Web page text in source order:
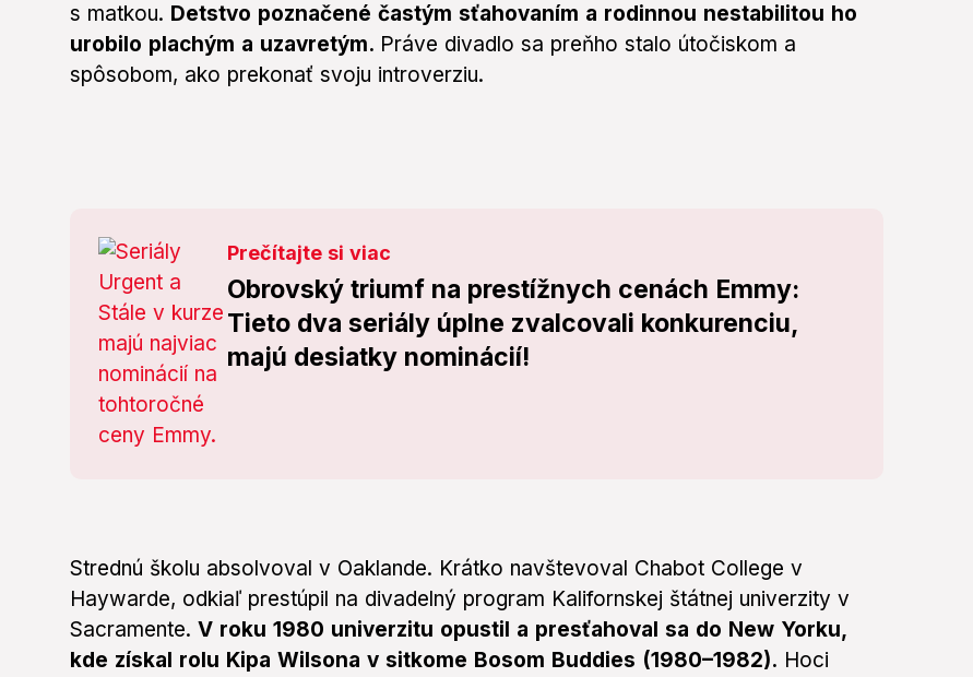
s matkou. Detstvo poznačené častým sťahovaním a rodinnou nestabilitou ho
urobilo plachým a uzavretým. Práve divadlo sa preňho stalo útočiskom a
spôsobom, ako prekonať svoju introverziu.
Prečítajte si viac
Obrovský triumf na prestížnych cenách Emmy:
Tieto dva seriály úplne zvalcovali konkurenciu,
majú desiatky nominácií!
Strednú školu absolvoval v Oaklande. Krátko navštevoval Chabot College v
Haywarde, odkiaľ prestúpil na divadelný program Kalifornskej štátnej univerzity v
Sacramente. V roku 1980 univerzitu opustil a presťahoval sa do New Yorku,
kde získal rolu Kipa Wilsona v sitkome Bosom Buddies (1980–1982). Hoci